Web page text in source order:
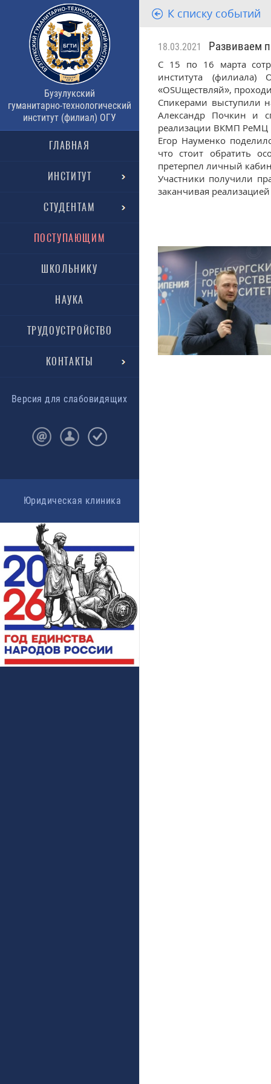
Бузулукский
гуманитарно-технологический
институт (филиал) ОГУ
ГЛАВНАЯ
ИНСТИТУТ
СТУДЕНТАМ
ПОСТУПАЮЩИМ
ШКОЛЬНИКУ
НАУКА
ТРУДОУСТРОЙСТВО
КОНТАКТЫ
Версия для слабовидящих
Юридическая клиника
К списку событий
18.03.2021 Развиваем
С 15 по 16 марта
института (филиала)
«OSUществляй»,
Спикерами выступили
Александр Почкин и
реализации ВКМП РеМЦ
Егор Науменко
что стоит обратить
претерпел личный
Участники получили
заканчивая